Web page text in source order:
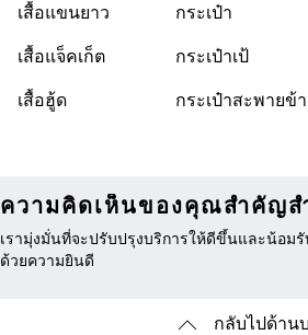
เสื้อแขนยาว
เสื้อแจ็คเก็ต
เสื้อฮู้ด
กระเป๋า
กระเป๋าเป้
กระเป๋าสะพายข้า
ความคิดเห็นของคุณสำคัญส
เรามุ่งมั่นที่จะปรับปรุงบริการให้ดีขึ้นและน้อม
ด้วยความยินดี
กลับไปด้าน